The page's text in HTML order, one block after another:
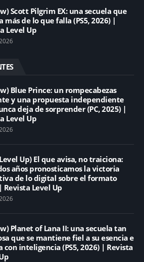
Scott Pilgrim EX: una secuela que
más de lo que falla (PS5, 2026) |
Level Up
Blue Prince: un rompecabezas
y una propuesta independiente
deja de sorprender (PC, 2025) |
Level Up
Up) El que avisa, no traiciona:
años pronosticamos la victoria
de lo digital sobre el formato
Revista Level Up
Planet of Lana II: una secuela tan
que se mantiene fiel a su esencia e
con inteligencia (PS5, 2026) | Revista